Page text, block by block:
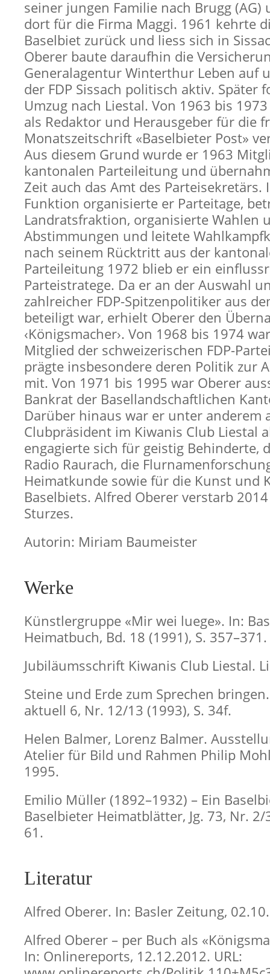
seiner jungen Familie nach Brugg (AG)
dort für die Firma Maggi. 1961 kehrte
Baselbiet zurück und liess sich in
Oberer baute daraufhin die
Generalagentur Winterthur Leben auf
der FDP Sissach politisch aktiv. Später
Umzug nach Liestal. Von 1963 bis
als Redaktor und Herausgeber für die
Monatszeitschrift «Baselbieter Post»
Aus diesem Grund wurde er 1963
kantonalen Parteileitung und
Zeit auch das Amt des Parteisekretärs.
Funktion organisierte er Parteitage,
Landratsfraktion, organisierte Wahlen
Abstimmungen und leitete
nach seinem Rücktritt aus der
Parteileitung 1972 blieb er ein
Parteistratege. Da er an der Auswahl
zahlreicher FDP-Spitzenpolitiker aus
beteiligt war, erhielt Oberer den
‹Königsmacher›. Von 1968 bis 1974
Mitglied der schweizerischen FDP-
prägte insbesondere deren Politik zur
mit. Von 1971 bis 1995 war Oberer
Bankrat der Basellandschaftlichen
Darüber hinaus war er unter anderem
Clubpräsident im Kiwanis Club Liestal
engagierte sich für geistig Behinderte,
Radio Raurach, die
Heimatkunde sowie für die Kunst und
Baselbiets. Alfred Oberer verstarb
Sturzes.
Autorin: Miriam Baumeister
Werke
Künstlergruppe «Mir wei luege». In:
Heimatbuch, Bd. 18 (1991), S. 357–371.
Jubiläumsschrift Kiwanis Club Liestal.
Steine und Erde zum Sprechen
aktuell 6, Nr. 12/13 (1993), S. 34f.
Helen Balmer, Lorenz Balmer.
Atelier für Bild und Rahmen Philip
1995.
Emilio Müller (1892–1932) – Ein
Baselbieter Heimatblätter, Jg. 73, Nr. 2/
61.
Literatur
Alfred Oberer. In: Basler Zeitung,
Alfred Oberer – per Buch als
In: Onlinereports, 12.12.2012. URL: